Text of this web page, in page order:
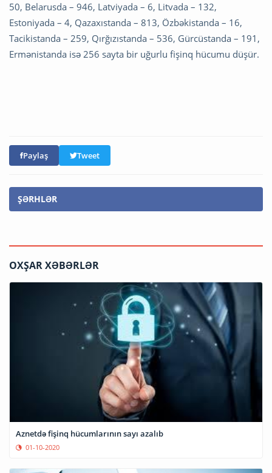
50, Belarusda – 946, Latviyada – 6, Litvada – 132,
Estoniyada – 4, Qazaxıstanda – 813, Özbəkistanda – 16,
Tacikistanda – 259, Qırğızıstanda – 536, Gürcüstanda – 191,
Ermənistanda isə 256 sayta bir uğurlu fişinq hücumu düşür.
Paylaş Tweet
ŞƏRHLƏR
OXŞAR XƏBƏRLƏR
Aznetdə fişinq hücumlarının sayı azalıb
01-10-2020